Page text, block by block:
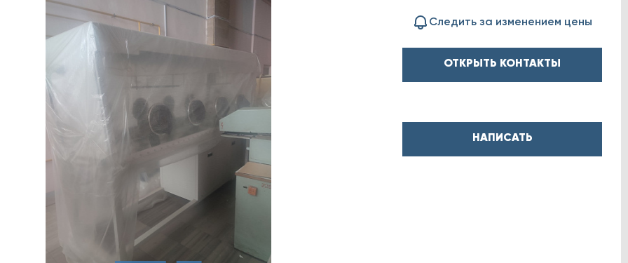
Следить за изменением цены
ОТКРЫТЬ КОНТАКТЫ
НАПИСАТЬ